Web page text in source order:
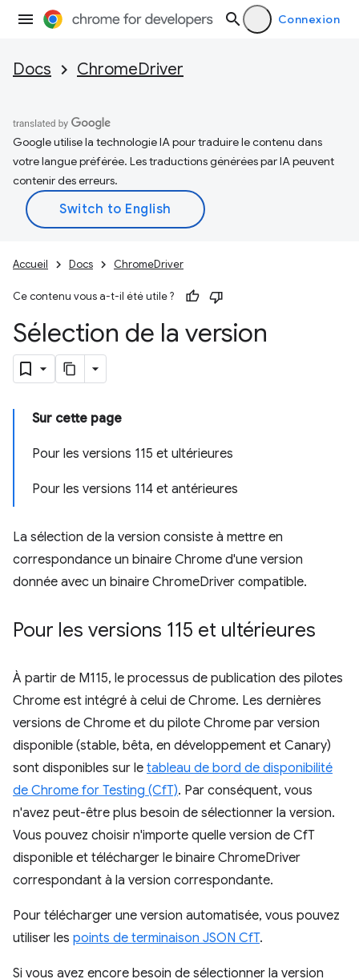
Connexion
Docs ChromeDriver
Google utilise la technologie IA pour traduire le contenu dans
votre langue préférée. Les traductions générées par IA peuvent
contenir des erreurs.
Accueil Docs ChromeDriver
Ce contenu vous a-t-il été utile ?
Sélection de la version
Sur cette page
Pour les versions 115 et ultérieures
Pour les versions 114 et antérieures
La sélection de la version consiste à mettre en
correspondance un binaire Chrome d'une version
donnée avec un binaire ChromeDriver compatible.
Pour les versions 115 et ultérieures
À partir de M115, le processus de publication des pilotes
Chrome est intégré à celui de Chrome. Les dernières
versions de Chrome et du pilote Chrome par version
disponible (stable, bêta, en développement et Canary)
sont disponibles sur le tableau de bord de disponibilité
de Chrome for Testing (CfT). Par conséquent, vous
n'avez peut-être plus besoin de sélectionner la version.
Vous pouvez choisir n'importe quelle version de CfT
disponible et télécharger le binaire ChromeDriver
correspondant à la version correspondante.
Pour télécharger une version automatisée, vous pouvez
utiliser les points de terminaison JSON CfT.
Si vous avez encore besoin de sélectionner la version